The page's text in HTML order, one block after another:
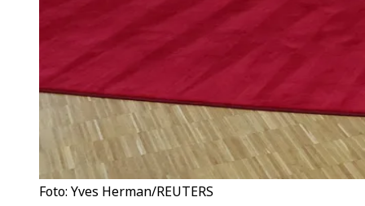
Foto: Yves Herman/REUTERS